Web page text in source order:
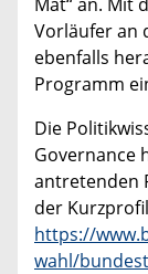
Vorläufer an
ebenfalls
Programm
Die
Governance
antretenden
der
https://
wahl/